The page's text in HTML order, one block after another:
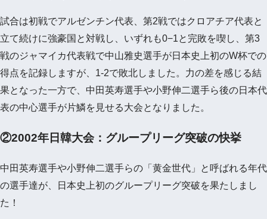
試合は初戦でアルゼンチン代表、第2戦ではクロアチア代表と
立て続けに強豪国と対戦し、いずれも0−1と完敗を喫し、第3
戦のジャマイカ代表戦で中山雅史選手が日本史上初のW杯での
得点を記録しますが、1-2で敗北しました。力の差を感じる結
果となった一方で、中田英寿選手や小野伸二選手ら後の日本代
表の中心選手が片鱗を見せる大会となりました。
②2002年日韓大会：グループリーグ突破の快挙
中田英寿選手や小野伸二選手らの「黄金世代」と呼ばれる年代
の選手達が、日本史上初のグループリーグ突破を果たしまし
た！